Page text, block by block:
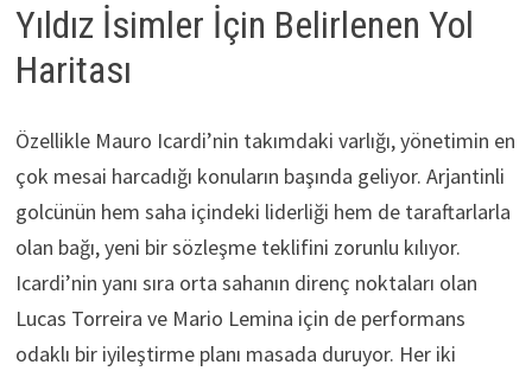
Yıldız İsimler İçin Belirlenen Yol
Haritası
Özellikle Mauro Icardi’nin takımdaki varlığı, yönetimin en
çok mesai harcadığı konuların başında geliyor. Arjantinli
golcünün hem saha içindeki liderliği hem de taraftarlarla
olan bağı, yeni bir sözleşme teklifini zorunlu kılıyor.
Icardi’nin yanı sıra orta sahanın direnç noktaları olan
Lucas Torreira ve Mario Lemina için de performans
odaklı bir iyileştirme planı masada duruyor. Her iki